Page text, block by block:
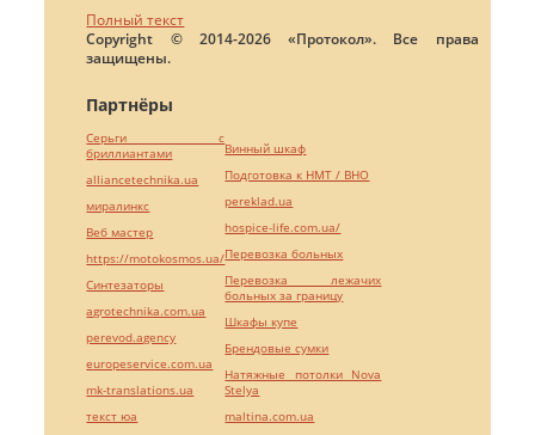
Полный текст
Copyright © 2014-2026 «Протокол». Все права
защищены.
Партнёры
Серьги с
бриллиантами
alliancetechnika.ua
миралинкс
Веб мастер
https://motokosmos.ua/
Синтезаторы
agrotechnika.com.ua
perevod.agency
europeservice.com.ua
mk-translations.ua
текст юа
Винный шкаф
Подготовка к НМТ / ВНО
pereklad.ua
hospice-life.com.ua/
Перевозка больных
Перевозка лежачих
больных за границу
Шкафы купе
Брендовые сумки
Натяжные потолки Nova
Stelya
maltina.com.ua